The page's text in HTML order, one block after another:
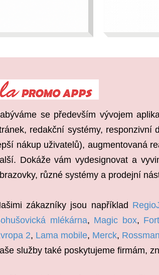
se především vývojem
redakční systémy, responzivní
nákup uživatelů), augmentovaná
Dokáže vám vydesignovat a
různé systémy a prodejní
zákazníky jsou například
mlékárna, Magic box,
2, Lama mobile, Merck,
služby také poskytujeme firmám,